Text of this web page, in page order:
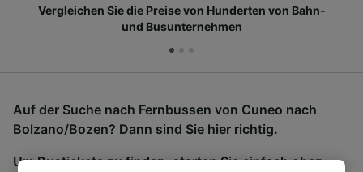
Vergleichen Sie die Preise von Hunderten von Bahn-
und Busunternehmen
Auf der Suche nach Fernbussen von Cuneo nach
Bolzano/Bozen? Dann sind Sie hier richtig.
Um Bustickets zu finden, starten Sie einfach oben